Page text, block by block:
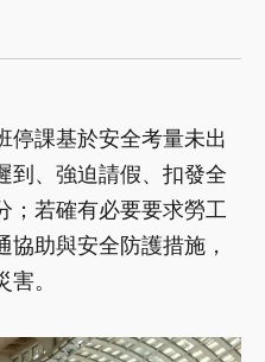
停課基於安全考量未出
到、強迫請假、扣發全
；若確有必要要求勞工
協助與安全防護措施，
。